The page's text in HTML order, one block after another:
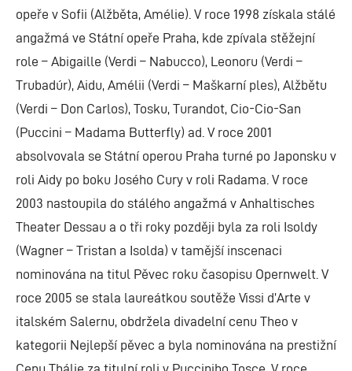
opeře v Sofii (Alžběta, Amélie). V roce 1998 získala stálé
angažmá ve Státní opeře Praha, kde zpívala stěžejní
role – Abigaille (Verdi – Nabucco), Leonoru (Verdi –
Trubadúr), Aidu, Amélii (Verdi – Maškarní ples), Alžbětu
(Verdi – Don Carlos), Tosku, Turandot, Cio-Cio-San
(Puccini – Madama Butterfly) ad. V roce 2001
absolvovala se Státní operou Praha turné po Japonsku v
roli Aidy po boku Josého Cury v roli Radama. V roce
2003 nastoupila do stálého angažmá v Anhaltisches
Theater Dessau a o tři roky později byla za roli Isoldy
(Wagner – Tristan a Isolda) v tamější inscenaci
nominována na titul Pěvec roku časopisu Opernwelt. V
roce 2005 se stala laureátkou soutěže Vissi d’Arte v
italském Salernu, obdržela divadelní cenu Theo v
kategorii Nejlepší pěvec a byla nominována na prestižní